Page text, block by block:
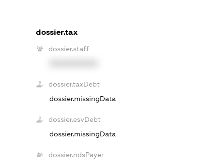
dossier.tax
dossier.staff
dossier.taxDebt
dossier.missingData
dossier.esvDebt
dossier.missingData
dossier.ndsPayer